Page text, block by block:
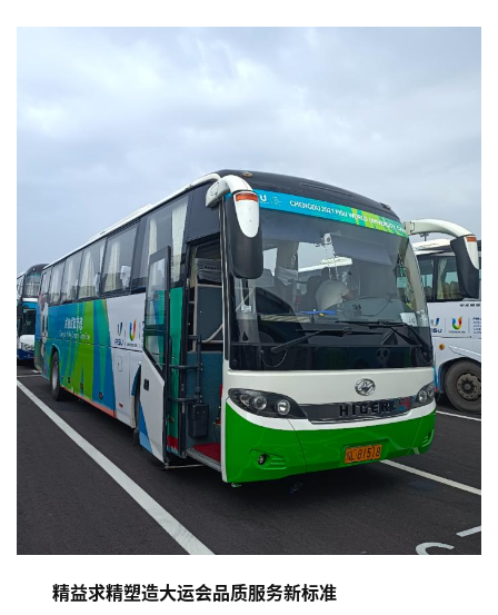
首
精益求精塑造大运会品质服务新标准